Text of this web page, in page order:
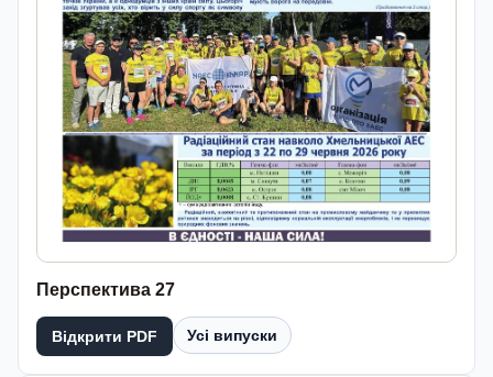
Перспектива 27
Відкрити PDF Усі випуски